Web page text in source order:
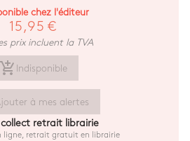
chez l'éditeur
15,95 €
prix incluent la TVA
add_shopping_cart Indisponible
à mes alertes
collect retrait librairie
ligne, retrait gratuit en librairie